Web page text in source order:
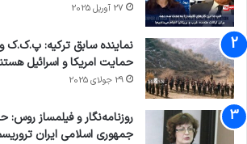
27 آوریل 2025
نماینده سابق ترکیه:
حمایت امریکا و اسرائیل
29 جولای 2025
روزنامه‌نگار و فیلمساز روس:
جمهوری اسلامی ایران